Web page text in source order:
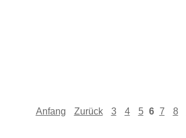
Anfang Zurück 3 4 5 6 7 8